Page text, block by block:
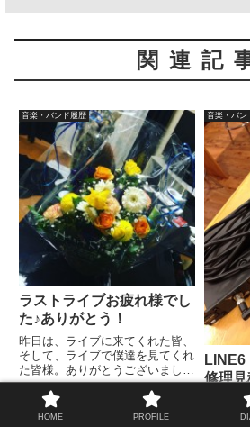
関連記
音楽・バンド履歴
ラストライブお疲れ様でし
た♪ありがとう！
昨日は、ライブに来てくれた皆、
そして、ライブで僕達を見てくれ
た皆様。ありがとうございまし
た。何から書いて良いのか…。僕
自身が、本当に音楽を辞めると言
う事を、決断してからそんなに日
音楽・バン
LINE6
修理
よ！っ
さてさ
HOME PROFILE